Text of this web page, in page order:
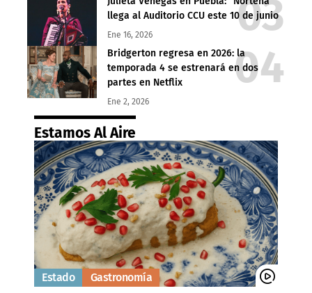
llega al Auditorio CCU este 10 de junio
Ene 16, 2026
Bridgerton regresa en 2026: la
temporada 4 se estrenará en dos
partes en Netflix
Ene 2, 2026
Estamos Al Aire
Estado Gastronomía